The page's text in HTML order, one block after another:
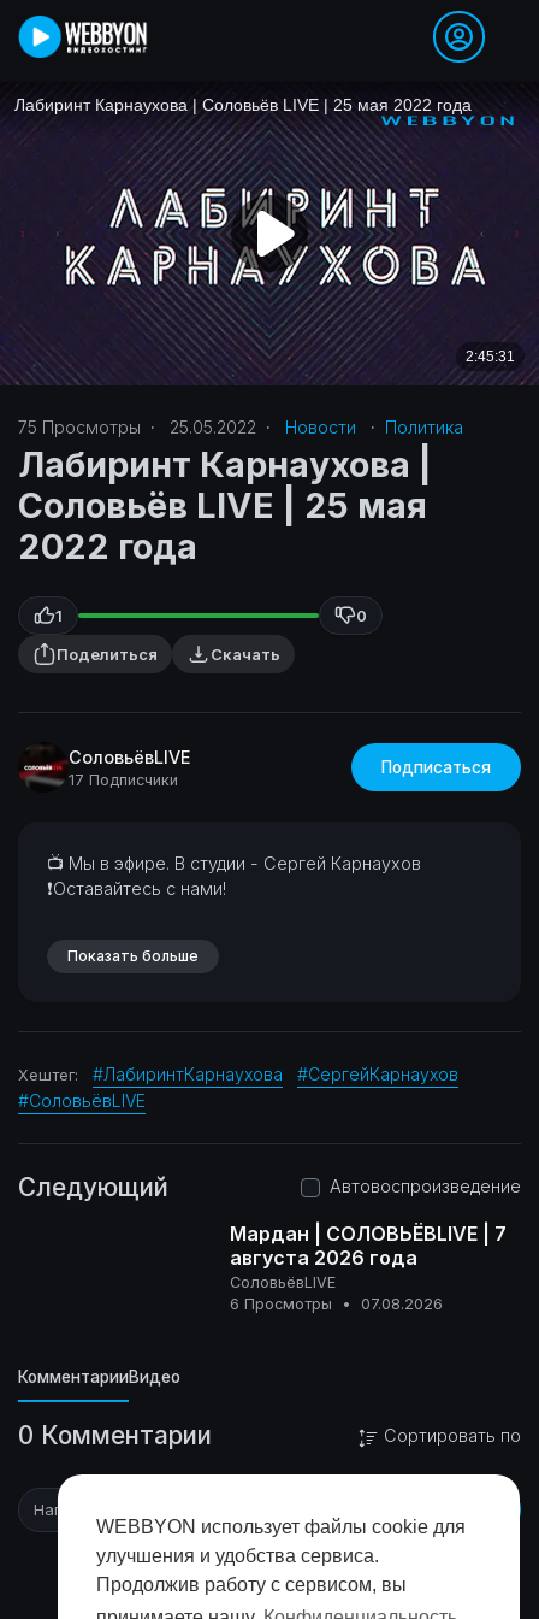
WEBBYON использует файлы cookie для
улучшения и удобства сервиса.
Продолжив работу с сервисом, вы
75 Просмотры · 25.05.2022 · Новости · Политика‎
Лабиринт Карнаухова |
Соловьёв LIVE | 25 мая
2022 года
1
0
Поделиться
Скачать
СоловьёвLIVE
17 Подписчики
Подписаться
⁣📺 Мы в эфире. В студии - Сергей Карнаухов
❗Оставайтесь с нами!
Показать больше
Хештег: #ЛабиринтКарнаухова
#СергейКарнаухов
#СоловьёвLIVE
Следующий Автовоспроизведение
Мардан | СОЛОВЬЁВLIVE | 7
августа 2026 года
СоловьёвLIVE
6 Просмотры
• 07.08.2026
КомментарииВидео
0 Комментарии Сортировать по